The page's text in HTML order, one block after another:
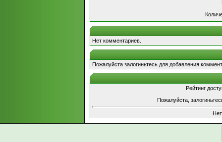
Нет комментариев.
Пожалуйста залогиньтесь для добавления
Рейтинг
Пожалуйста,